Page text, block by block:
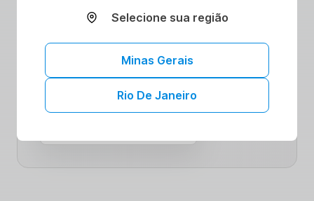
comunidade comprometida com seu bem-
colaborações podem impulsionar sua jornada
para uma saúde plena.
Selecione sua região
Minas Gerais
Rio De Janeiro